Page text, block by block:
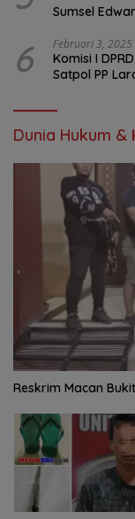
Sumsel
6 Februari 3, 2025
Komisi I
Satpol PP
Dunia Hukum &
Reskrim Macan